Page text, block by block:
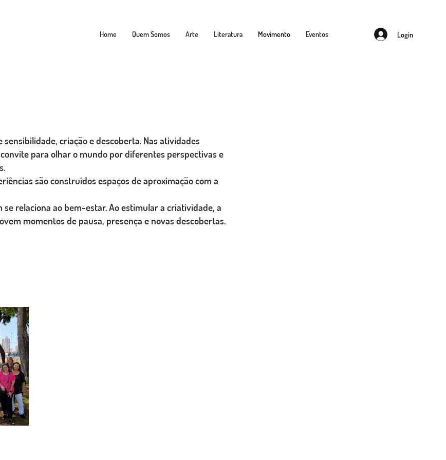
Home Quem Somos Arte Literatura Movimento Eventos Login
criação e descoberta. Nas atividades
para olhar o mundo por diferentes perspectivas e
são construídos espaços de aproximação com a
relaciona ao bem-estar. Ao estimular a criatividade, a
momentos de pausa, presença e novas descobertas.